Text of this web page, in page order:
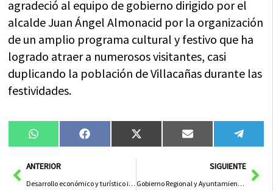
agradeció al equipo de gobierno dirigido por el
alcalde Juan Ángel Almonacid por la organización
de un amplio programa cultural y festivo que ha
logrado atraer a numerosos visitantes, casi
duplicando la población de Villacañas durante las
festividades.
Compartir
en
WhatsAppCompartir
en
FacebookCompartir
en
X
(Twitter)
Compartir
en
Email
en
AntANTERIOR
Desarrollo económico y turístico impulsado por producciones cinematográficas
SIGUIENTE
Gobierno Regional y Ayuntamiento Unen Fuerzas para Impulsar el Desarrollo Local